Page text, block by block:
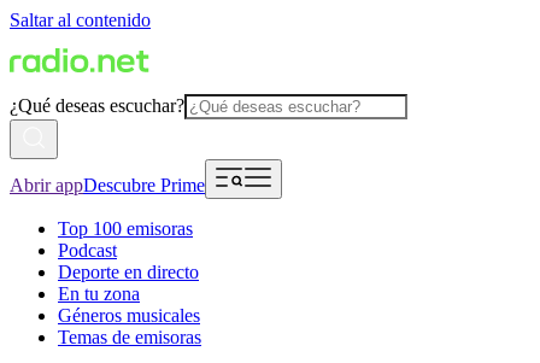
Saltar al contenido
¿Qué deseas escuchar?
Abrir appDescubre Prime
Top 100 emisoras
Podcast
Deporte en directo
En tu zona
Géneros musicales
Temas de emisoras